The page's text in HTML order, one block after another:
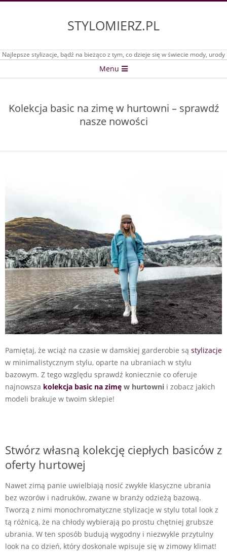
STYLOMIERZ.PL
Najlepsze stylizacje, bądź na bieżąco z tym, co dzieje się w świecie mody, urody
Menu
Kolekcja basic na zimę w hurtowni – sprawdź
nasze nowości
Pamiętaj, że wciąż na czasie w damskiej garderobie są stylizacje
w minimalistycznym stylu, oparte na ubraniach w stylu
bazowym. Z tego względu sprawdź koniecznie co oferuje
najnowsza kolekcja basic na zimę w hurtowni i zobacz jakich
modeli brakuje w twoim sklepie!
Stwórz własną kolekcję ciepłych basiców z
oferty hurtowej
Nawet zimą panie uwielbiają nosić zwykłe klasyczne ubrania
bez wzorów i nadruków, zwane w branży odzieżą bazową.
Tworzą z nimi monochromatyczne stylizacje w stylu total look z
tą różnicą, że na chłody wybierają po prostu chętniej grubsze
ubrania. W ten sposób budują wygodny i niezwykle przytulny
look na co dzień, który doskonale wpisuje się w zimowy klimat!